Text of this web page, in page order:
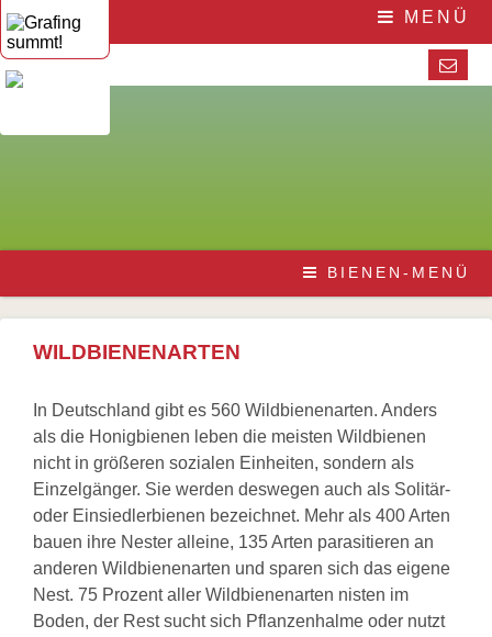
Die
Initiative
Die
Initiative
und
Antworten
Buchtipps
Aktuelles
Veranstaltungen
Presse
Pressematerial
Downloads
Pressestimmen
MENÜ
BIENEN-MENÜ
Bestäubungsfunktion
Bienensterben
More
honey
Wesensgemäße
Bienenhaltung
Stadtimkerei
Literatur
Links
Wildbienen
Bestäubungsfunktion
Gefährdung
Schutz
WILDBIENENARTEN
In Deutschland gibt es 560 Wildbienenarten. Anders
als die Honigbienen leben die meisten Wildbienen
nicht in größeren sozialen Einheiten, sondern als
Einzelgänger. Sie werden deswegen auch als Solitär-
oder Einsiedlerbienen bezeichnet. Mehr als 400 Arten
bauen ihre Nester alleine, 135 Arten parasitieren an
anderen Wildbienenarten und sparen sich das eigene
Nest. 75 Prozent aller Wildbienenarten nisten im
Boden, der Rest sucht sich Pflanzenhalme oder nutzt